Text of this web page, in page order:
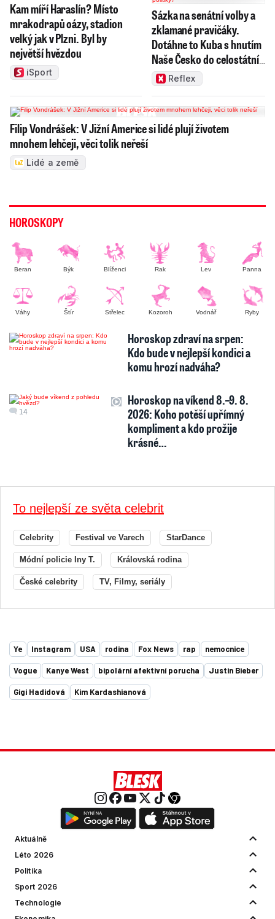
Kam míří Haraslín? Místo
mrakodrapů oázy, stadion
velký jak v Plzni. Byl by
největší hvězdou
iSport
Sázka na senátní volby a
zklamané pravičáky.
Dotáhne to Kuba s hnutím
Naše Česko do celostátní
politiky?
Reflex
Filip Vondrášek: V Jižní Americe si lidé plují životem
mnohem lehčeji, věci tolik neřeší
Lidé a země
HOROSKOPY
Beran Býk Blíženci Rak Lev Panna
Váhy Štír Střelec Kozoroh Vodnář Ryby
Horoskop zdraví na srpen:
Kdo bude v nejlepší kondici a
komu hrozí nadváha?
14
Horoskop na víkend 8.–9. 8.
2026: Koho potěší upřímný
kompliment a kdo prožije
krásné…
To nejlepší ze světa celebrit
Celebrity Festival ve Varech StarDance
Módní policie Iny T. Královská rodina
České celebrity TV, Filmy, seriály
Ye Instagram USA rodina Fox News rap nemocnice
Vogue Kanye West bipolární afektivní porucha Justin Bieber
Gigi Hadidová Kim Kardashianová
Aktuálně
Léto 2026
Politika
Sport 2026
Technologie